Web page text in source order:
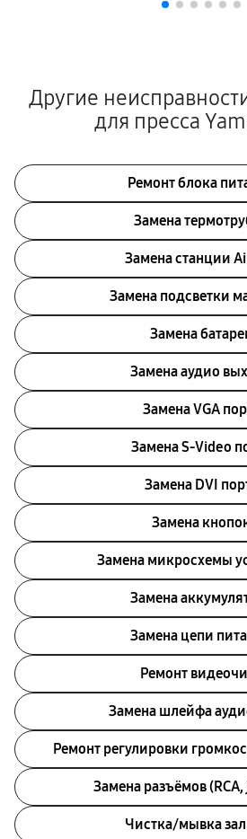
Другие
для пресса
Ремонт блока
Замена
Замена станции
Замена подсветки
Замена
Замена аудио
Замена VGA
Замена S-Video
Замена DVI
Замена
Замена микросхемы
Замена
Замена цепи
Ремонт
Замена шлейфа
Ремонт регулировки
Замена разъёмов (RCA,
Чистка/мывка